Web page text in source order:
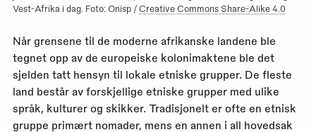
Vest-Afrika i dag. Foto: Onisp / Creative Commons Share-Alike 4.0
Når grensene til de moderne afrikanske landene ble
tegnet opp av de europeiske kolonimaktene ble det
sjelden tatt hensyn til lokale etniske grupper. De fleste
land består av forskjellige etniske grupper med ulike
språk, kulturer og skikker. Tradisjonelt er ofte en etnisk
gruppe primært nomader, mens en annen i all hovedsak